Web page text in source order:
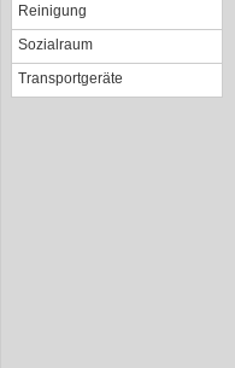
Reinigung
Sozialraum
Transportgeräte